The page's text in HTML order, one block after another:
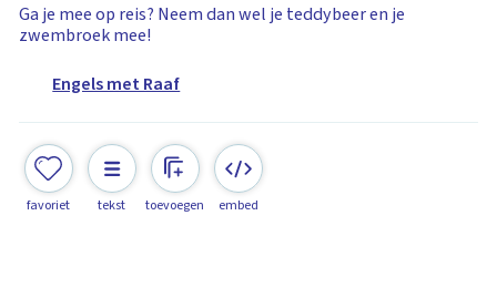
Ga je mee op reis? Neem dan wel je teddybeer en je
zwembroek mee!
Engels met Raaf
favoriet tekst toevoegen embed